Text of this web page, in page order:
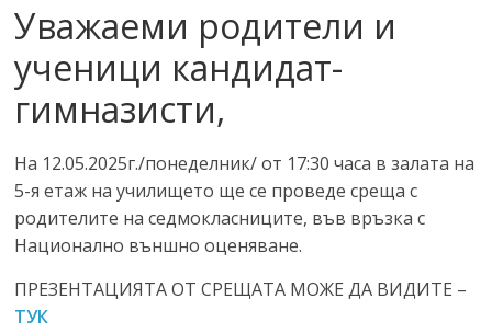
Уважаеми родители и
ученици кандидат-
гимназисти,
На 12.05.2025г./понеделник/ от 17:30 часа в залата на
5-я етаж на училището ще се проведе среща с
родителите на седмокласниците, във връзка с
Национално външно оценяване.
ПРЕЗЕНТАЦИЯТА ОТ СРЕЩАТА МОЖЕ ДА ВИДИТЕ –
ТУК